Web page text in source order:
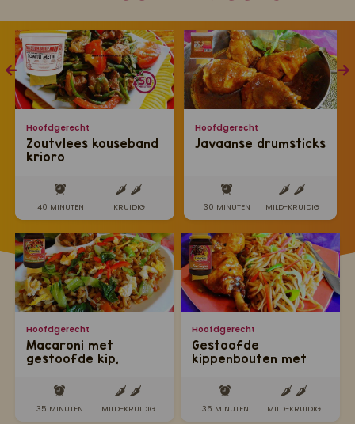
Hoofdgerecht
Zoutvlees kouseband
krioro
40 MINUTEN KRUIDIG
Hoofdgerecht
Macaroni met
gestoofde kip,
35 MINUTEN MILD-KRUIDIG
Hoofdgerecht
Javaanse drumsticks
30 MINUTEN MILD-KRUIDIG
Hoofdgerecht
Gestoofde
kippenbouten met
35 MINUTEN MILD-KRUIDIG